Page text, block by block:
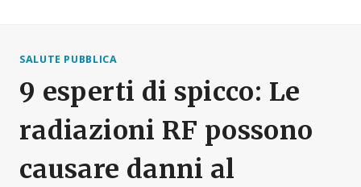
SALUTE PUBBLICA
9 esperti di spicco: Le
radiazioni RF possono
causare danni al